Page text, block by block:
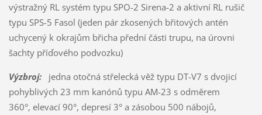
výstražný RL systém typu SPO-2 Sirena-2 a aktivní RL rušič
typu SPS-5 Fasol (jeden pár zkosených břitových antén
uchycený k okrajům břicha přední části trupu, na úrovni
šachty příďového podvozku)
Výzbroj:jedna otočná střelecká věž typu DT-V7 s dvojicí
pohyblivých 23 mm kanónů typu AM-23 s odměrem
360°, elevací 90°, depresí 3° a zásobou 500 nábojů,